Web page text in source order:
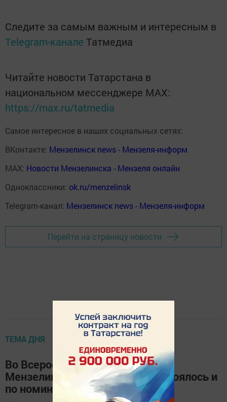
Следите за самым важным и интересным в
Telegram-канале Татмедиа
Читайте новости Татарстана в
национальном мессенджере MАХ:
https://max.ru/tatmedia
Самое интересное в наших социальных сетях:
ВКонтакте: Мензелинск news - Мензеля-информ
MAX: Новости Мензелинска - Мензеля онлайн
Одноклассники: ok.ru/menzelinsk
Telegram-канал: Мензелинск news - Мензеля-информ
Перейти на страницу новости
ТЕМА ДНЯ
Во Всероссийский День бега в
Мензелинске награждение состоялось и
по номинациям